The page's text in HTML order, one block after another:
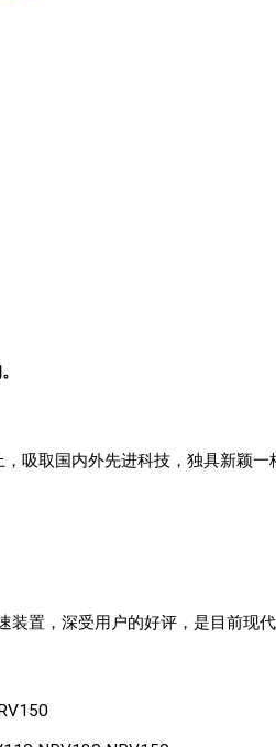
吸取国内外先进科技，独具新颖
置，深受用户的好评，是目前现